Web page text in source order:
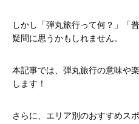
しかし「弾丸旅行って何？」「
疑問に思うかもしれません。
本記事では、弾丸旅行の意味や
します！
さらに、エリア別のおすすめスポ